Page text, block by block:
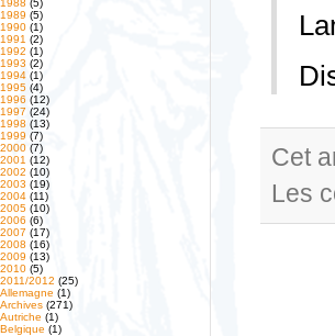
1988 (5)
1989 (5)
1990 (1)
1991 (2)
1992 (1)
1993 (2)
1994 (1)
1995 (4)
1996 (12)
1997 (24)
1998 (13)
1999 (7)
2000 (7)
2001 (12)
2002 (10)
2003 (19)
2004 (11)
2005 (10)
2006 (6)
2007 (17)
2008 (16)
2009 (13)
2010 (5)
2011/2012 (25)
Allemagne (1)
Archives (271)
Autriche (1)
Belgique (1)
Cet
Les